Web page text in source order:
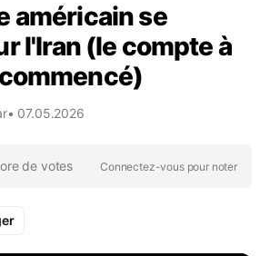
S'enregistrer
américain se
l'Iran (le compte à
• 07.05.2026
de votes Connectez-vous pour noter